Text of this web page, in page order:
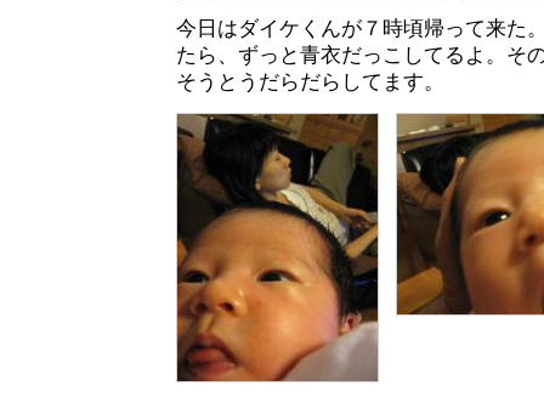
今日はダイケくんが７時頃帰って来た
たら、ずっと青衣だっこしてるよ。そ
そうとうだらだらしてます。